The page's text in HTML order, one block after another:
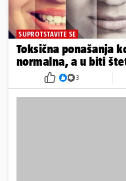
SUPROTSTAVITE SE
Toksična ponašanja
normalna, a u biti
3